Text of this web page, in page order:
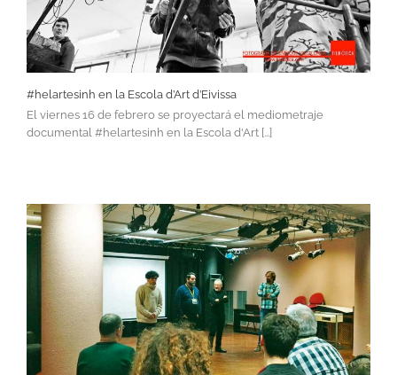
#helartesinh en la Escola d’Art d’Eivissa
El viernes 16 de febrero se proyectará el mediometraje
documental #helartesinh en la Escola d'Art [...]